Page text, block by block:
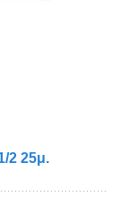
2 25μ.